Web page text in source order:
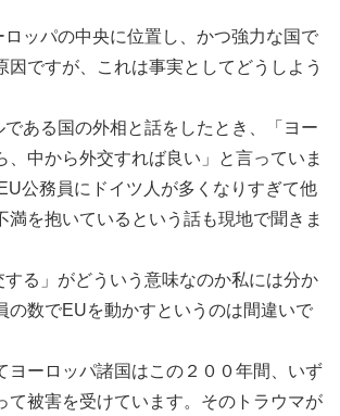
ロッパの中央に位置し、かつ強力な国で
因ですが、これは事実としてどうしよう
である国の外相と話をしたとき、「ヨー
、中から外交すれば良い」と言っていま
公務員にドイツ人が多くなりすぎて他
満を抱いているという話も現地で聞きま
する」がどういう意味なのか私には分か
の数でEUを動かすというのは間違いで
ヨーロッパ諸国はこの２００年間、いず
て被害を受けています。そのトラウマが